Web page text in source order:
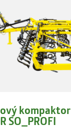
kompaktor
SO_PROFI